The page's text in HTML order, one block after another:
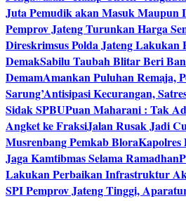
Juta Pemudik akan Masuk Maupun
Pemprov Jateng Turunkan Harga
Direskrimsus Polda Jateng Lakukan
DemakSabilu Taubah Blitar Beri
DemamAmankan Puluhan Remaja,
Sarung’Antisipasi Kecurangan,
Sidak SPBUPuan Maharani : Tak
Angket ke FraksiJalan Rusak Jadi
Musrenbang Pemkab BloraKapolres
Jaga Kamtibmas Selama Ramadhan
Lakukan Perbaikan Infrastruktur
SPI Pemprov Jateng Tinggi,